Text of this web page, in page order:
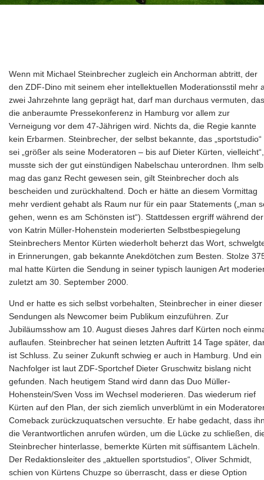
Wenn mit Michael Steinbrecher zugleich ein Anchorman abtritt, der
den ZDF-Dino mit seinem eher intellektuellen Moderationsstil mehr
zwei Jahrzehnte lang geprägt hat, darf man durchaus vermuten,
die anberaumte Pressekonferenz in Hamburg vor allem zur
Verneigung vor dem 47-Jährigen wird. Nichts da, die Regie kannte
kein Erbarmen. Steinbrecher, der selbst bekannte, das „sportstudio“
sei „größer als seine Moderatoren – bis auf Dieter Kürten, vielleicht“,
musste sich der gut einstündigen Nabelschau unterordnen. Ihm
mag das ganz Recht gewesen sein, gilt Steinbrecher doch als
bescheiden und zurückhaltend. Doch er hätte an diesem Vormittag
mehr verdient gehabt als Raum nur für ein paar Statements („man
gehen, wenn es am Schönsten ist“). Stattdessen ergriff während der
von Katrin Müller-Hohenstein moderierten Selbstbespiegelung
Steinbrechers Mentor Kürten wiederholt beherzt das Wort,
in Erinnerungen, gab bekannte Anekdötchen zum Besten. Stolze
mal hatte Kürten die Sendung in seiner typisch launigen Art
zuletzt am 30. September 2000.
Und er hatte es sich selbst vorbehalten, Steinbrecher in einer dieser
Sendungen als Newcomer beim Publikum einzuführen. Zur
Jubiläumsshow am 10. August dieses Jahres darf Kürten noch
auflaufen. Steinbrecher hat seinen letzten Auftritt 14 Tage später,
ist Schluss. Zu seiner Zukunft schwieg er auch in Hamburg. Und ein
Nachfolger ist laut ZDF-Sportchef Dieter Gruschwitz bislang nicht
gefunden. Nach heutigem Stand wird dann das Duo Müller-
Hohenstein/Sven Voss im Wechsel moderieren. Das wiederum rief
Kürten auf den Plan, der sich ziemlich unverblümt in ein
Comeback zurückzuquatschen versuchte. Er habe gedacht, dass
die Verantwortlichen anrufen würden, um die Lücke zu schließen,
Steinbrecher hinterlasse, bemerkte Kürten mit süffisantem Lächeln.
Der Redaktionsleiter des „aktuellen sportstudios“, Oliver Schmidt,
schien von Kürtens Chuzpe so überrascht, dass er diese Option